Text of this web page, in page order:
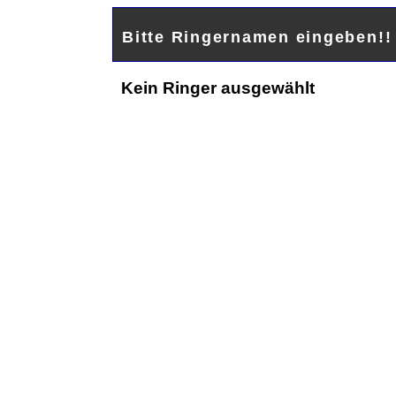
Bitte Ringernamen
Kein Ringer ausgewählt